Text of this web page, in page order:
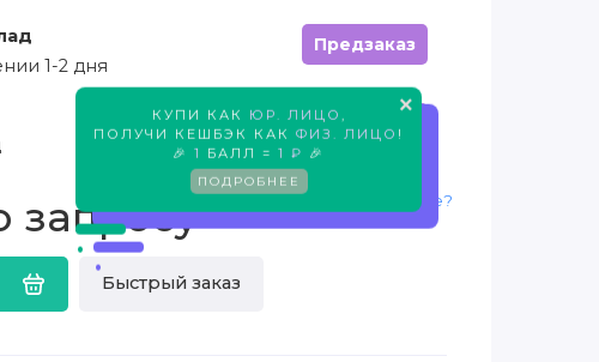
×
КУПИ КАК ЮР. ЛИЦО
ПОЛУЧИ КЕШБЭК КАК ФИЗ. ЛИЦО !
🎉 1 БАЛЛ = 1 ₽ 🎉
ПОДРОБНЕЕ
Предзаказ
1-2 дня
Предзаказ
запросу
Быстрый заказ
Нашли дешевле?